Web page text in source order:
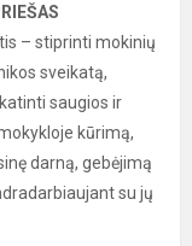
– stiprinti mokinių
sveikatą,
saugios ir
kūrimą,
darną, gebėjimą
su jų